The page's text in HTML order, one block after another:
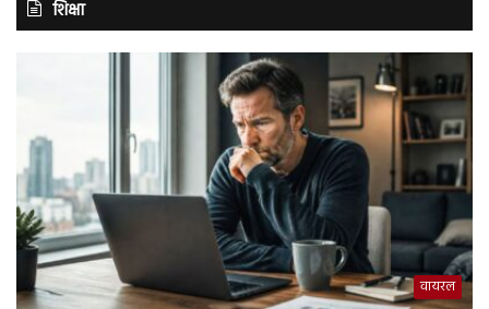
शिक्षा
वायरल